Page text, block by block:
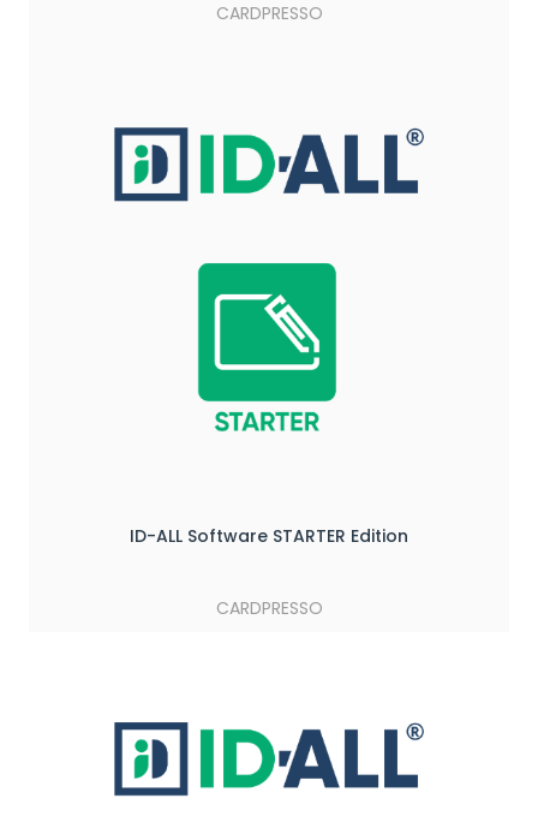
CARDPRESSO
ID-ALL Software STARTER Edition
CARDPRESSO